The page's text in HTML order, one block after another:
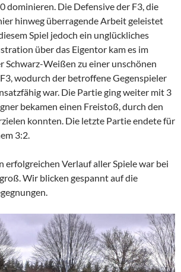
dominieren. Die Defensive der F3, die
hinweg überragende Arbeit geleistet
Spiel jedoch ein unglückliches
über das Eigentor kam es im
Schwarz-Weißen zu einer unschönen
wodurch der betroffene Gegenspieler
war. Die Partie ging weiter mit 3
bekamen einen Freistoß, durch den
konnten. Die letzte Partie endete für
3:2.
erfolgreichen Verlauf aller Spiele war bei
Wir blicken gespannt auf die